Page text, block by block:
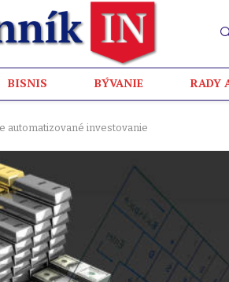
BISNIS BÝVANIE RADY
automatizované investovanie